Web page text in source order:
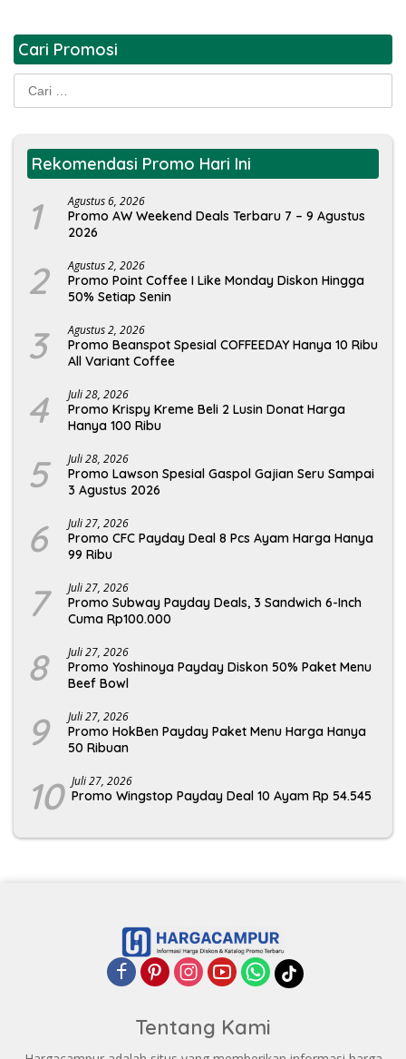
Cari Promosi
Rekomendasi Promo Hari Ini
1 Agustus 6, 2026
Promo AW Weekend Deals Terbaru 7 – 9 Agustus
2026
2 Agustus 2, 2026
Promo Point Coffee I Like Monday Diskon Hingga
50% Setiap Senin
3 Agustus 2, 2026
Promo Beanspot Spesial COFFEEDAY Hanya 10 Ribu
All Variant Coffee
4 Juli 28, 2026
Promo Krispy Kreme Beli 2 Lusin Donat Harga
Hanya 100 Ribu
5 Juli 28, 2026
Promo Lawson Spesial Gaspol Gajian Seru Sampai
3 Agustus 2026
6 Juli 27, 2026
Promo CFC Payday Deal 8 Pcs Ayam Harga Hanya
99 Ribu
7 Juli 27, 2026
Promo Subway Payday Deals, 3 Sandwich 6-Inch
Cuma Rp100.000
8 Juli 27, 2026
Promo Yoshinoya Payday Diskon 50% Paket Menu
Beef Bowl
9 Juli 27, 2026
Promo HokBen Payday Paket Menu Harga Hanya
50 Ribuan
10 Juli 27, 2026
Promo Wingstop Payday Deal 10 Ayam Rp 54.545
Tentang Kami